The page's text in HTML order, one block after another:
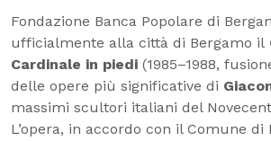
Fondazione Banca Popolare di
ufficialmente alla città di Bergamo il
Cardinale in piedi (1985–1988,
delle opere più significative di
massimi scultori italiani del
L’opera, in accordo con il Comune di